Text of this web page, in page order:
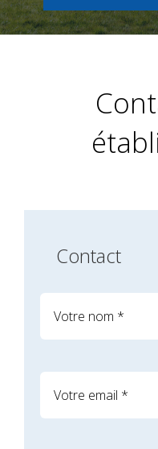
Contact